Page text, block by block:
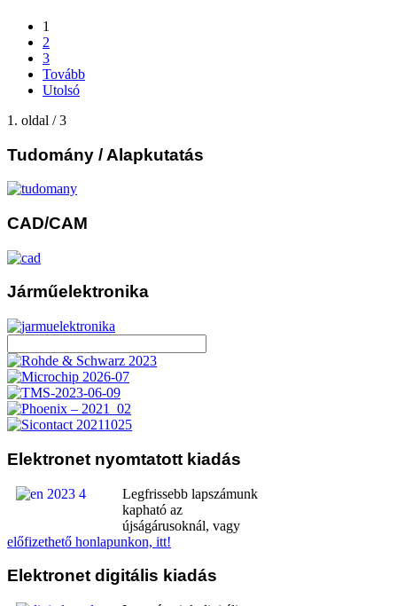
1
2
3
Tovább
Utolsó
1. oldal / 3
Tudomány / Alapkutatás
CAD/CAM
Járműelektronika
Elektronet nyomtatott kiadás
Legfrissebb lapszámunk
kapható az
újságárusoknál, vagy
előfizethető honlapunkon, itt!
Elektronet digitális kiadás